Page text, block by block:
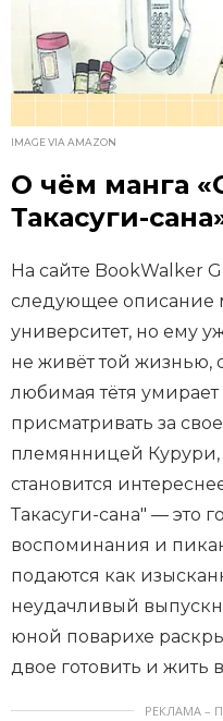
IMAGE VIA AMAZON
О чём манга
Такасуги-
На сайте BookWalker
следующее описание
университет, но ему
не живёт той жизнью,
любимая тётя умирает
присматривать за
племянницей
становится
Такасуги-сана" — это
воспоминания и
подаются как
неудачливый
юной поварихе
двое готовить и жить
РЕКЛАМА –